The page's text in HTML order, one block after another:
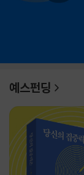
예스펀딩